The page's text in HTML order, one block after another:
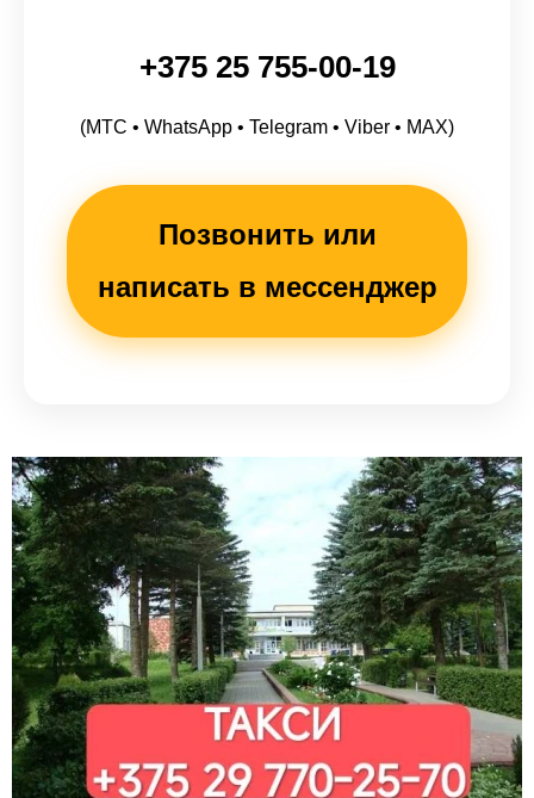
+375 25 755-00-19
(МТС • WhatsApp • Telegram • Viber • MAX)
Позвонить или
написать в мессенджер